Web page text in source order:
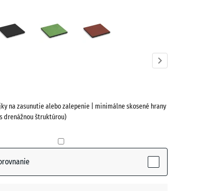
zelená
na zasunutie alebo zalepenie | minimálne skosené hrany
drenážnou štruktúrou)